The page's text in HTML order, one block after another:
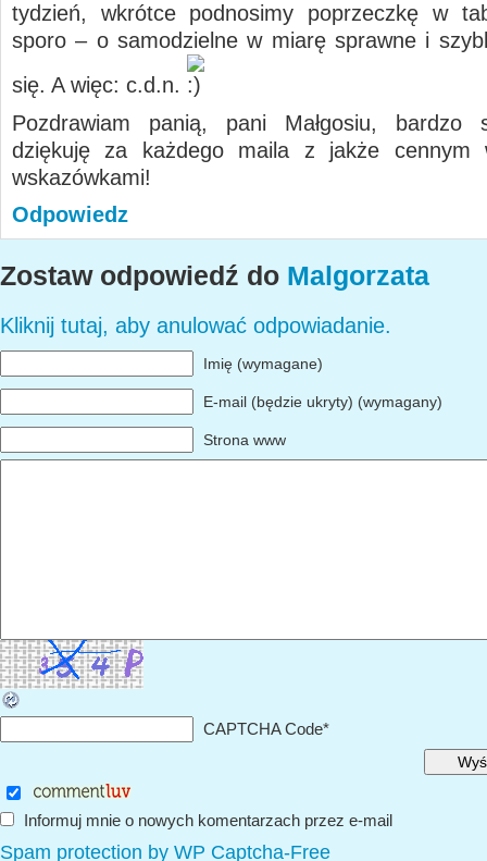
tydzień, wkrótce podnosimy poprzeczkę w
sporo – o samodzielne w miarę sprawne i
się. A więc: c.d.n.
Pozdrawiam panią, pani Małgosiu, bardzo
dziękuję za każdego maila z jakże cennym
wskazówkami!
Odpowiedz
Zostaw odpowiedź do Malgorzata
Kliknij tutaj, aby anulować odpowiadanie.
Imię (wymagane)
E-mail (będzie ukryty) (wymagany)
Strona www
CAPTCHA Code*
Informuj mnie o nowych komentarzach przez e-mail
Spam protection by WP Captcha-Free